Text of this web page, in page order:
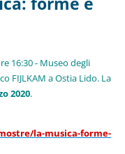
16:30 - Museo degli
FIJLKAM a Ostia Lido. La
2020.
la-musica-forme-